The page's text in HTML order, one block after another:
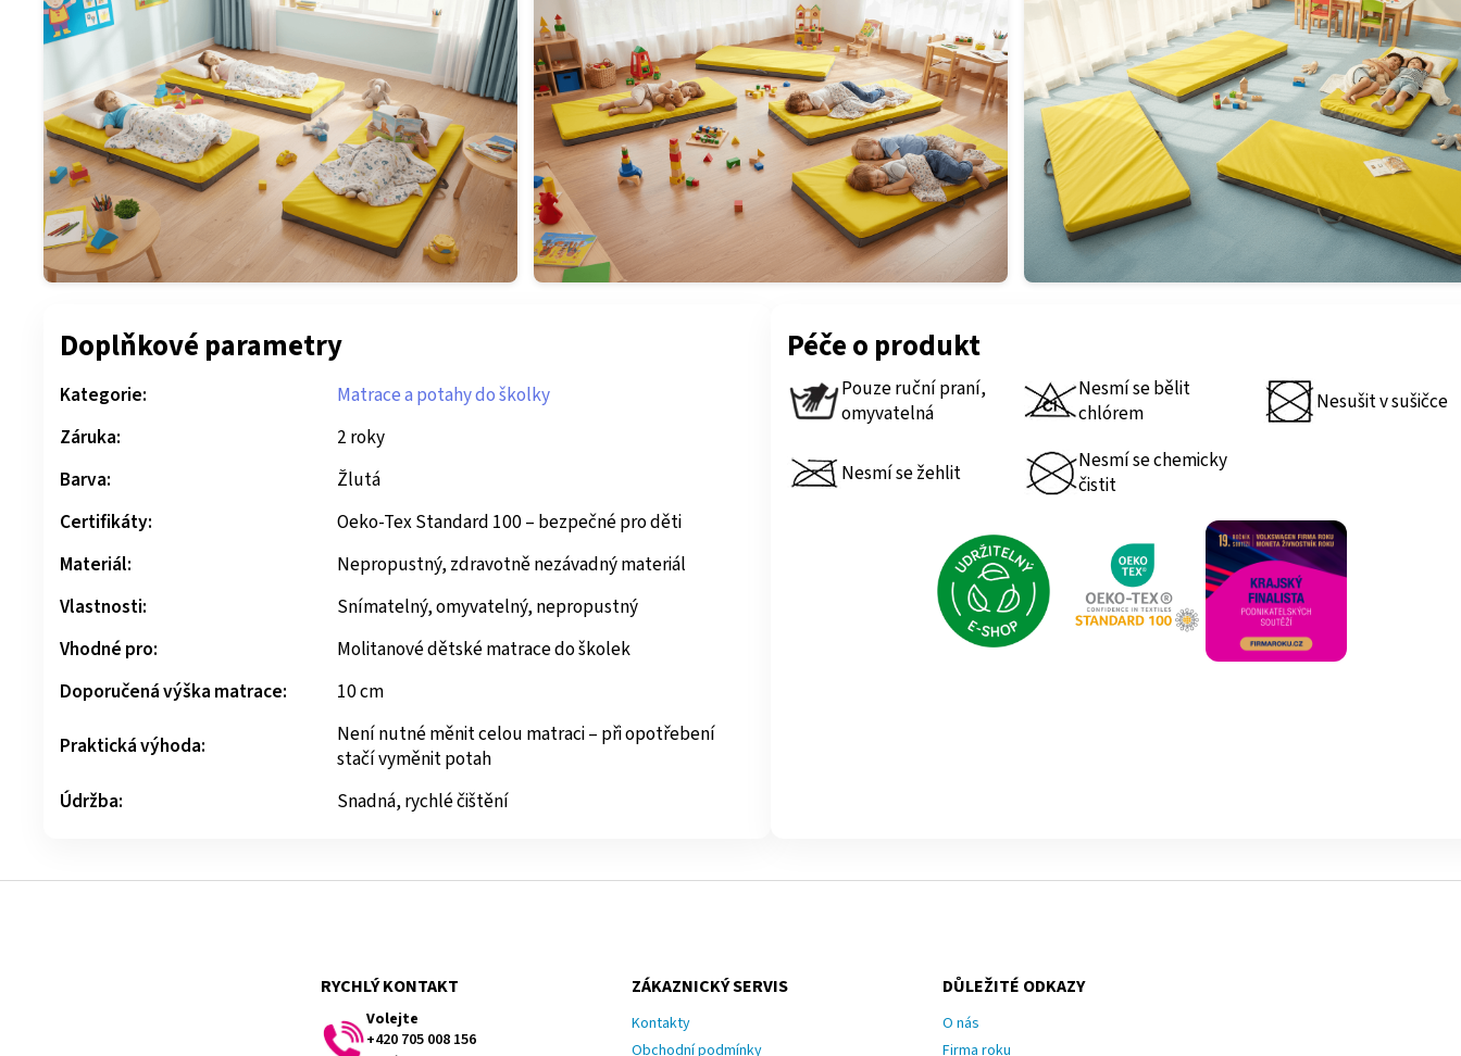
Doplňkové parametry
Kategorie:
Matrace a potahy do školky
Záruka:
2 roky
Barva:
Žlutá
Certifikáty:
Oeko-Tex Standard 100 – bezpečné pro děti
Materiál:
Nepropustný, zdravotně nezávadný materiál
Vlastnosti:
Snímatelný, omyvatelný, nepropustný
Vhodné pro:
Molitanové dětské matrace do školek
Doporučená výška matrace:
10 cm
Praktická výhoda:
Není nutné měnit celou matraci – při opotřebení
stačí vyměnit potah
Údržba:
Snadná, rychlé čištění
Péče o produkt
Pouze ruční praní,
omyvatelná
Nesmí se bělit
chlórem
Nesušit v sušičce
Nesmí se žehlit
Nesmí se chemicky
čistit
Z
RYCHLÝ KONTAKT
Volejte
+420 705 008 156
ZÁKAZNICKÝ SERVIS
Kontakty
Obchodní podmínky
DŮLEŽITÉ ODKAZY
O nás
Firma roku